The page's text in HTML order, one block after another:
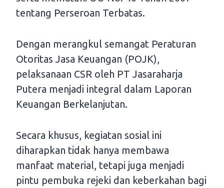
tentang Perseroan Terbatas.
Dengan merangkul semangat Peraturan
Otoritas Jasa Keuangan (POJK),
pelaksanaan CSR oleh PT Jasaraharja
Putera menjadi integral dalam Laporan
Keuangan Berkelanjutan.
Secara khusus, kegiatan sosial ini
diharapkan tidak hanya membawa
manfaat material, tetapi juga menjadi
pintu pembuka rejeki dan keberkahan bagi